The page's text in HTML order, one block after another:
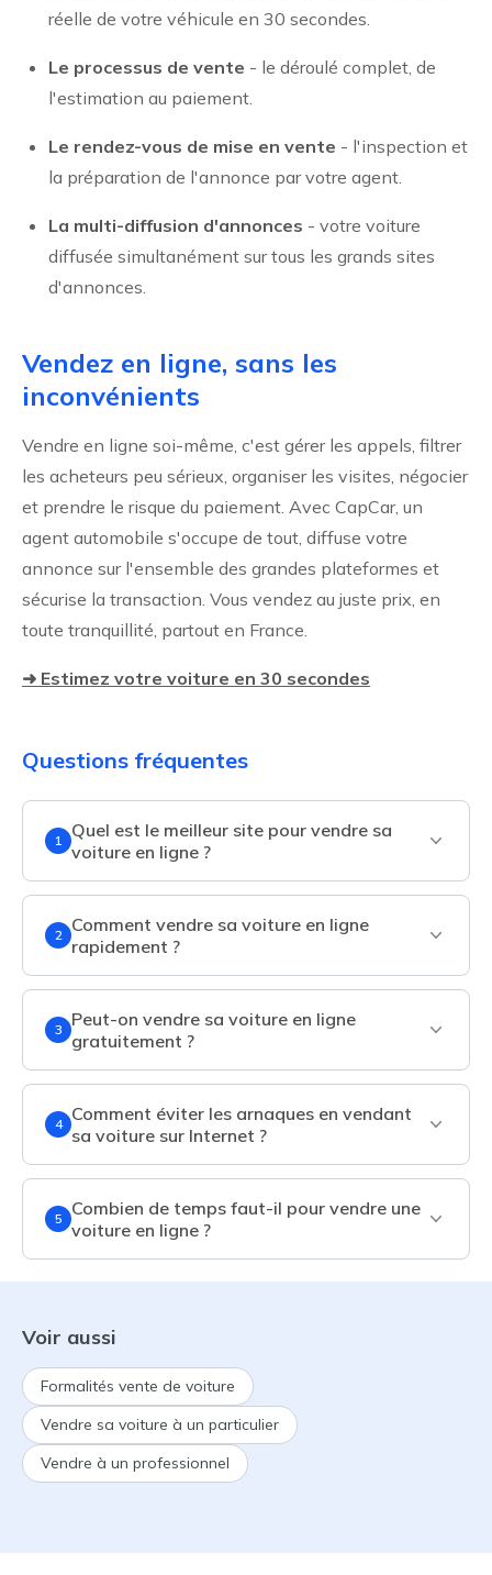
réelle de votre véhicule en 30 secondes.
Le processus de vente - le déroulé complet, de
l'estimation au paiement.
Le rendez-vous de mise en vente - l'inspection et
la préparation de l'annonce par votre agent.
La multi-diffusion d'annonces - votre voiture
diffusée simultanément sur tous les grands sites
d'annonces.
Vendez en ligne, sans les
inconvénients
Vendre en ligne soi-même, c'est gérer les appels, filtrer
les acheteurs peu sérieux, organiser les visites, négocier
et prendre le risque du paiement. Avec CapCar, un
agent automobile s'occupe de tout, diffuse votre
annonce sur l'ensemble des grandes plateformes et
sécurise la transaction. Vous vendez au juste prix, en
toute tranquillité, partout en France.
➜ Estimez votre voiture en 30 secondes
Questions fréquentes
1
Quel est le meilleur site pour vendre sa
voiture en ligne ?
2
Comment vendre sa voiture en ligne
rapidement ?
3
Peut-on vendre sa voiture en ligne
gratuitement ?
4
Comment éviter les arnaques en vendant
sa voiture sur Internet ?
5
Combien de temps faut-il pour vendre une
voiture en ligne ?
Voir aussi
Formalités vente de voiture
Vendre sa voiture à un particulier
Vendre à un professionnel